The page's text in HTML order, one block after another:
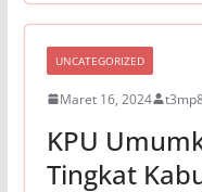
UNCATEGORIZED
Maret 16, 2024
KPU
Tingkat